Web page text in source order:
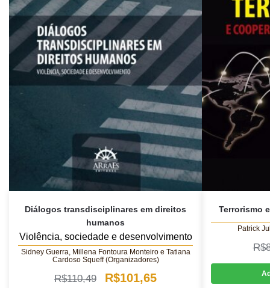
Diálogos transdisciplinares em direitos
humanos
Violência, sociedade e desenvolvimento
Sidney Guerra, Millena Fontoura Monteiro e Tatiana
Cardoso Squeff (Organizadores)
R$110,49
O
R$101,65O
Terrorismo
Patrick
R$